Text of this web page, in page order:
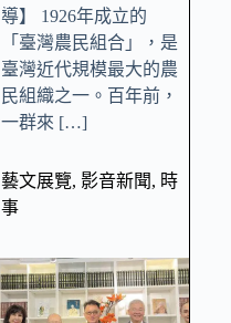
導】 1926年成立的
「臺灣農民組合」，是
臺灣近代規模最大的農
民組織之一。百年前，
一群來 […]
藝文展覽, 影音新聞, 時
事